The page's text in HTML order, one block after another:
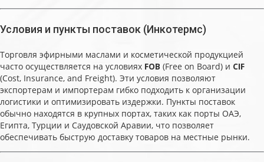
Условия и пункты поставок (Инкотермс)
Торговля эфирными маслами и косметической продукцией
часто осуществляется на условиях FOB (Free on Board) и CIF
(Cost, Insurance, and Freight). Эти условия позволяют
экспортерам и импортерам гибко подходить к организации
логистики и оптимизировать издержки. Пункты поставок
обычно находятся в крупных портах, таких как порты ОАЭ,
Египта, Турции и Саудовской Аравии, что позволяет
обеспечивать быструю доставку товаров на местные рынки.